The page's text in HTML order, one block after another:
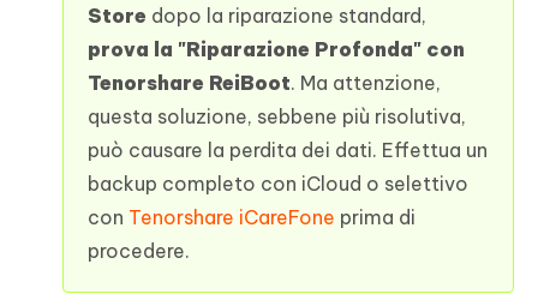
Store dopo la riparazione standard,
prova la "Riparazione Profonda" con
Tenorshare ReiBoot. Ma attenzione,
questa soluzione, sebbene più risolutiva,
può causare la perdita dei dati. Effettua un
backup completo con iCloud o selettivo
con Tenorshare iCareFone prima di
procedere.